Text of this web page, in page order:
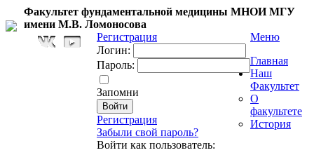
Факультет фундаментальной медицины МНОИ МГУ
имени М.В. Ломоносова
Регистрация
Логин:
Пароль:
Запомни
Регистрация
Забыли свой пароль?
Войти как пользователь:
Меню
Главная
Наш
Факультет
О
факультете
История